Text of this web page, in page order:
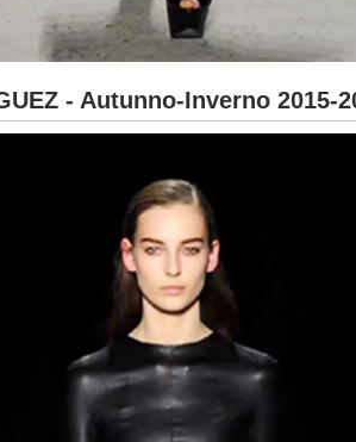
- Autunno-Inverno 2015-